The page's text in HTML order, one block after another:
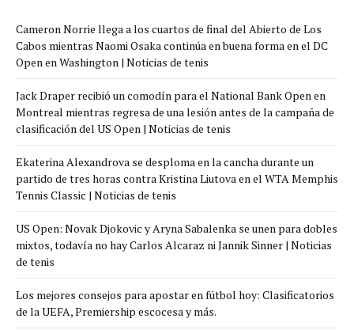
Cameron Norrie llega a los cuartos de final del Abierto de Los
Cabos mientras Naomi Osaka continúa en buena forma en el DC
Open en Washington | Noticias de tenis
Jack Draper recibió un comodín para el National Bank Open en
Montreal mientras regresa de una lesión antes de la campaña de
clasificación del US Open | Noticias de tenis
Ekaterina Alexandrova se desploma en la cancha durante un
partido de tres horas contra Kristina Liutova en el WTA Memphis
Tennis Classic | Noticias de tenis
US Open: Novak Djokovic y Aryna Sabalenka se unen para dobles
mixtos, todavía no hay Carlos Alcaraz ni Jannik Sinner | Noticias
de tenis
Los mejores consejos para apostar en fútbol hoy: Clasificatorios
de la UEFA, Premiership escocesa y más.